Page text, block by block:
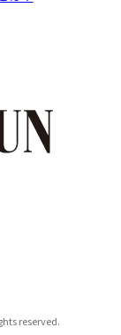
reserved.